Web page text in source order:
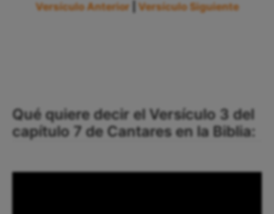
Versículo Anterior Versículo Siguiente
Qué quiere decir el Versículo 3 del
capítulo 7 de Cantares en la Biblia: